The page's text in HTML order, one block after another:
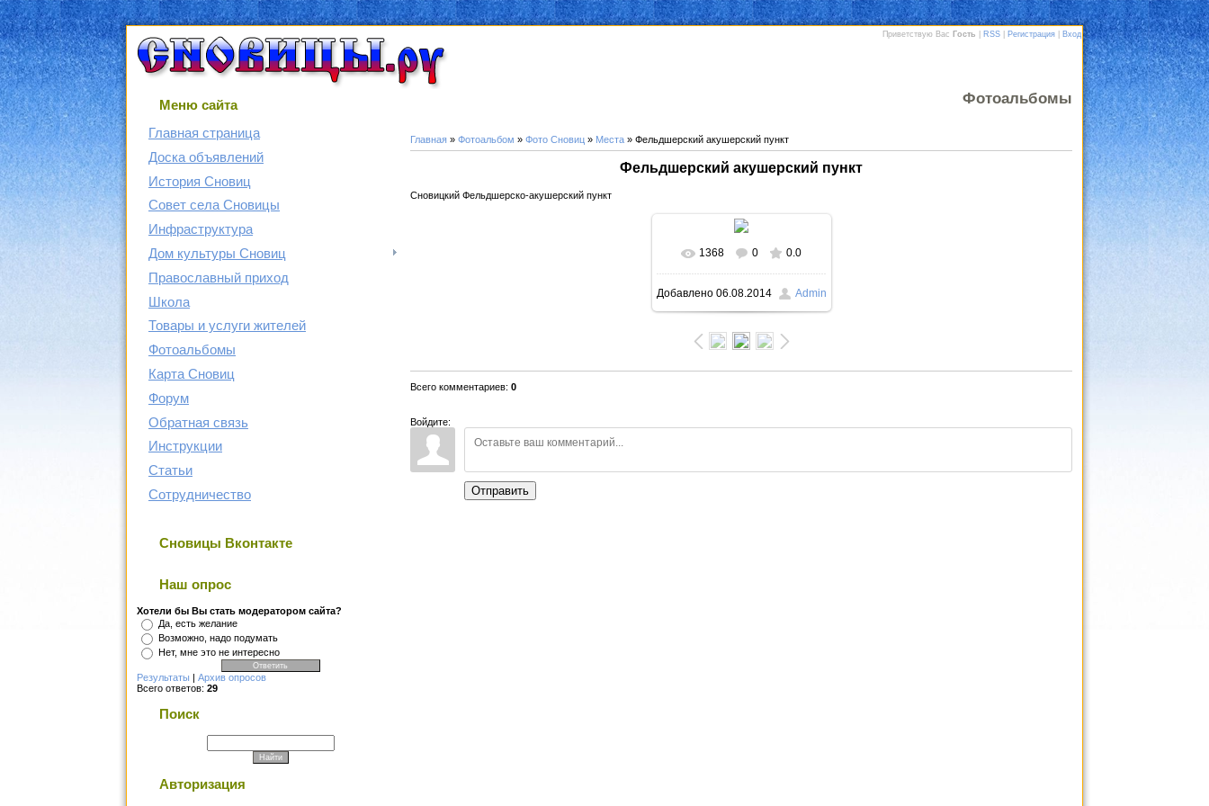
Приветствую Вас Гость RSS Регистрация Вход
Меню сайта
Главная страница
Доска объявлений
История Сновиц
Совет села Сновицы
Инфраструктура
Дом культуры Сновиц
Православный приход
Школа
Товары и услуги жителей
Фотоальбомы
Карта Сновиц
Форум
Обратная связь
Инструкции
Статьи
Сотрудничество
Сновицы Вконтакте
Наш опрос
Хотели бы Вы стать модератором сайта?
Да, есть желание
Возможно, надо подумать
Нет, мне это не интересно
Результаты | Архив опросов
Всего ответов: 29
Поиск
Авторизация
Фотоальбомы
Главная » Фотоальбом » Фото Сновиц » Места » Фельдшерский акушерский пункт
Фельдшерский акушерский пункт
Сновицкий Фельдшерско-акушерский пункт
В реальном размере
1024x682/ 208.0Kb
1368 0 0.0
Добавлено06.08.2014 Admin
Всего комментариев: 0
Войдите:
Отправить